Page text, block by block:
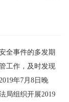
全事件的多发期
工作，及时发现
年7月8日晚
局组织开展2019